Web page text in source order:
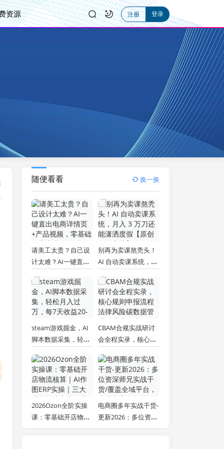
资源 注册 登录
随便看看 换一换
请美工太贵？自己设
计太难？AI一键直出
频，零基础做出专业
级效果 (更新)
别再为卖课熬秃头！
AI 自动卖课系统，月
假【原创双语字幕】
steam游戏掘金，AI
脚本数据采集，轻松
益20-80%
CBAM合规实战研讨
会全程实录，核心规
碳数据管理一站式解
读
2026Ozon全阶实操
课：零基础开店物流
电商圈多年实战干货-
更新2026：多位资深